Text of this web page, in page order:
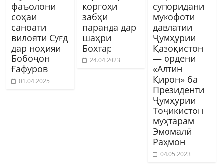
фаъолони
соҳаи
саноати
вилояти Суғд
дар ноҳияи
Бобоҷон
Ғафуров
01.04.2025
коргоҳи
забҳи
паранда дар
шаҳри
Бохтар
24.04.2023
супоридани
мукофоти
давлатии
Ҷумҳурии
Қазоқистон
— ордени
«Алтин
Қирон» ба
Президенти
Ҷумҳурии
Тоҷикистон
муҳтарам
Эмомалӣ
Раҳмон
04.05.2023